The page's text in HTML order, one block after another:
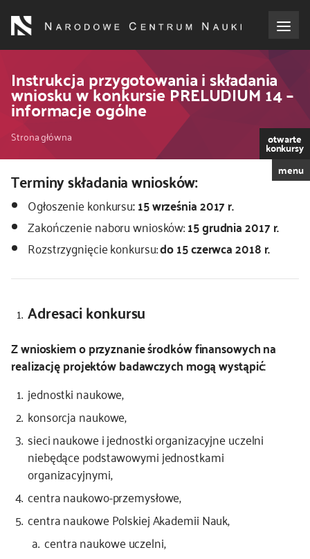
treści
dla wnioskodawców
dla realizujących projekty
dla ekspertów
efekty NCN
współpraca międzynarodowa
Instrukcja przygotowania i składania
wniosku w konkursie PRELUDIUM 14 –
informacje ogólne
Ścieżka
nawigacyjna
Strona główna otwarte
konkursy
menu
Terminy składania wniosków:
Ogłoszenie konkursu: 15 września 2017 r.
Zakończenie naboru wniosków:15 grudnia 2017 r.
Rozstrzygnięcie konkursu:do 15 czerwca 2018 r.
Adresaci konkursu
Z wnioskiem o przyznanie środków finansowych na
realizację projektów badawczych mogą wystąpić:
jednostki naukowe,
konsorcja naukowe,
sieci naukowe i jednostki organizacyjne uczelni
niebędące podstawowymi jednostkami
organizacyjnymi,
centra naukowo-przemysłowe,
centra naukowe Polskiej Akademii Nauk,
centra naukowe uczelni,